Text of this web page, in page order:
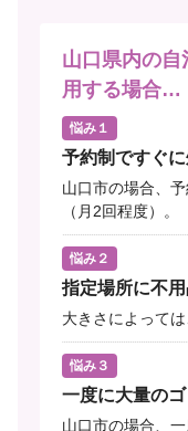
山口県内の自
用する場合…
悩み１
予約制ですぐ
山口市の場合、
（月2回程度）。
悩み２
指定場所に不
大きさによって
悩み３
一度に大量の
山口市の場合、